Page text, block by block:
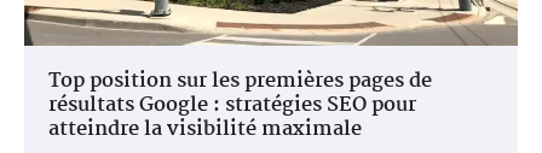
Top position sur les premières pages de
résultats Google : stratégies SEO pour
atteindre la visibilité maximale